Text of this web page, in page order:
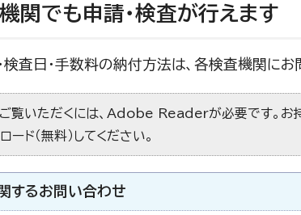
関でも申請・検査が行えます
検査日・手数料の納付方法は、各検査機関にお
覧いただくには、Adobe Readerが必要です。お
ード（無料）してください。
するお問い合わせ